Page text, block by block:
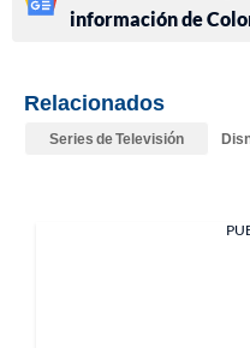
información de
Relacionados
Series de Televisión